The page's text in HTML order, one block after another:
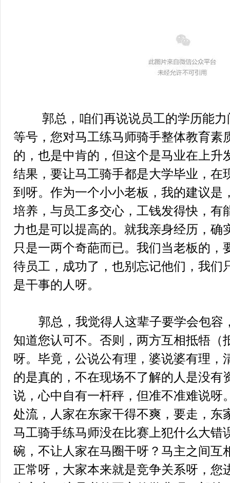
郭总，咱们再说说员工的学历能力
等号，您对马工练马师骑手整体教育素
的，也是中肯的，但这个是马业在上升
结果，要让马工骑手都是大学毕业，在
到呀。作为一个小小老板，我的建议是
培养，与员工多交心，工钱发得快，有
力也是可以提高的。就我亲身经历，确
只是一两个奇葩而已。我们当老板的，
待员工，成功了，也别忘记他们，我们
是干事的人呀。
郭总，我觉得人这辈子要学会包容
知道您认可不。否则，两方互相抵牾（
呀。毕竟，公说公有理，婆说婆有理，
的是真的，不在现场不了解的人是没有
说，心中自有一杆秤，但准不准难说呀
处流，人家在东家干得不爽，要走，东
马工骑手练马师没在比赛上犯什么大错
碗，不让人家在马圈干呀？马主之间互
正常呀，大家本来就是竞争关系呀，您